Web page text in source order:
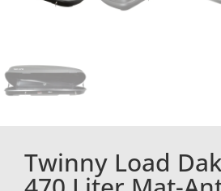
Twinny Load